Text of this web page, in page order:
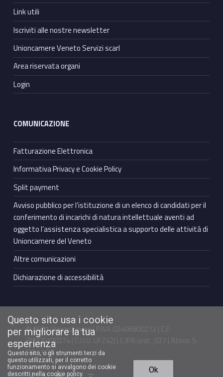
Link utili
Iscriviti alle nostre newsletter
Unioncamere Veneto Servizi scarl
Area riservata organi
Login
COMUNICAZIONE
Fatturazione Elettronica
Informativa Privacy e Cookie Policy
Split payment
Avviso pubblico per l’istituzione di un elenco di candidati per il
conferimento di incarichi di natura intellettuale aventi ad
oggetto l’assistenza specialistica a supporto delle attività di
Unioncamere del Veneto
Altre comunicazioni
Dichiarazione di accessibilità
© 2021 Unioncamere | P.IVA 02406800272 | C.F.
80009100274 | C.U.U. UFZ42J | C.IPA urdc_027 | Ateco: S
94.11.00
Facebook Unioncamere VenetoTwitter Unioncamere VenetoYoutube Unioncamere VenetoLinkedin Unioncamere Veneto Torna in cima ↑
Questo sito usa i cookie
per migliorare la tua
esperienza
Questo sito, o gli strumenti terzi da
questo utilizzati, per il corretto
funzionamento si avvalgono dei cookie
descritti nella cookie policy.
Ok